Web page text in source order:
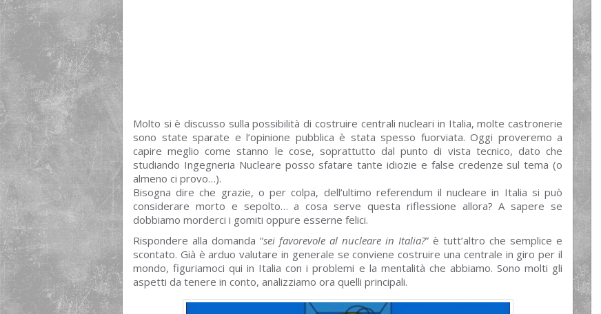
Molto si è discusso sulla possibilità di costruire centrali nucleari in Italia, molte castronerie
sono state sparate e l’opinione pubblica è stata spesso fuorviata. Oggi proveremo a
capire meglio come stanno le cose, soprattutto dal punto di vista tecnico, dato che
studiando Ingegneria Nucleare posso sfatare tante idiozie e false credenze sul tema (o
almeno ci provo…).
Bisogna dire che grazie, o per colpa, dell’ultimo referendum il nucleare in Italia si può
considerare morto e sepolto… a cosa serve questa riflessione allora? A sapere se
dobbiamo morderci i gomiti oppure esserne felici.
Rispondere alla domanda “sei favorevole al nucleare in Italia?” è tutt’altro che semplice e
scontato. Già è arduo valutare in generale se conviene costruire una centrale in giro per il
mondo, figuriamoci qui in Italia con i problemi e la mentalità che abbiamo. Sono molti gli
aspetti da tenere in conto, analizziamo ora quelli principali.